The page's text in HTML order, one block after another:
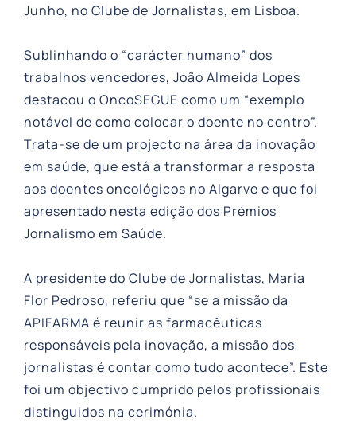
Junho, no Clube de Jornalistas, em Lisboa.
Sublinhando o “carácter humano” dos
trabalhos vencedores, João Almeida Lopes
destacou o OncoSEGUE como um “exemplo
notável de como colocar o doente no centro”.
Trata-se de um projecto na área da inovação
em saúde, que está a transformar a resposta
aos doentes oncológicos no Algarve e que foi
apresentado nesta edição dos Prémios
Jornalismo em Saúde.
A presidente do Clube de Jornalistas, Maria
Flor Pedroso, referiu que “se a missão da
APIFARMA é reunir as farmacêuticas
responsáveis pela inovação, a missão dos
jornalistas é contar como tudo acontece”. Este
foi um objectivo cumprido pelos profissionais
distinguidos na cerimónia.